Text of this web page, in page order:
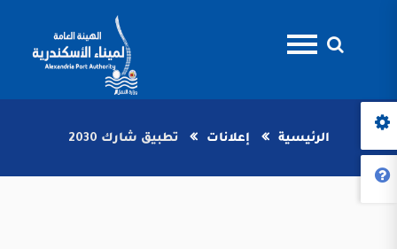
الرئيسية إعلانات تطبيق شارك 2030